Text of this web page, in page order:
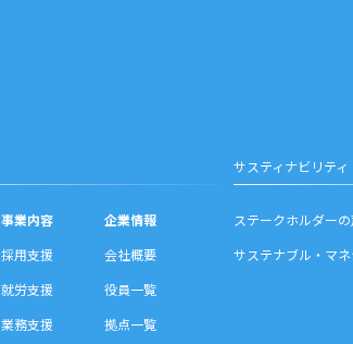
事業内容
採用支援
就労支援
業務支援
企業情報
会社概要
役員一覧
拠点一覧
サスティナビリティ
ステークホルダーの
サステナブル・マ